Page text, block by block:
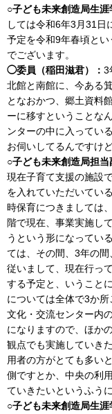
○子ども未来創造局生涯
しては令和6年3月31日
予定を令和9年春頃と
でございます。
◯委員（稲田滋君）： 3
北館と南館に、今ある
となおかつ、郷土資料
ーに移すということな
ンターの中に入ってい
お伺いしてるんですけ
○子ども未来創造局担当
現在子育て支援の施設
を入れていただいてい
時保育につきましては
階で現在、事業実施し
うという形になってい
ては、その間、3年の
従いまして、現在行っ
する予定と、いうこと
については全体で3か
文化・交流センター内
になりますので、ほか
観点でも実施していき
用者の方がとても多い
側ですとか、中央の利
ていきたいというふう
○子ども未来創造局生涯